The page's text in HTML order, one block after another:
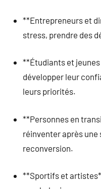
**Entrepreneurs et
stress, prendre des
**Étudiants et
développer leur
leurs priorités.
**Personnes en
réinventer après une
reconversion.
**Sportifs et